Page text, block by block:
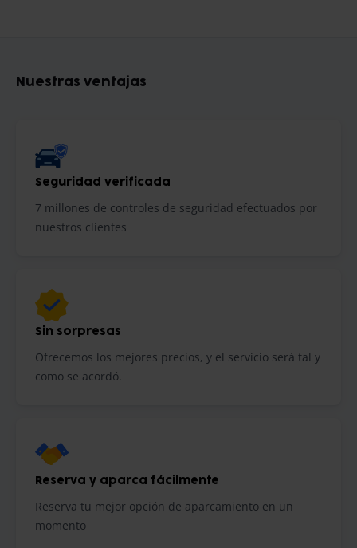
Nuestras ventajas
Seguridad verificada
7 millones de controles de seguridad efectuados por
nuestros clientes
Sin sorpresas
Ofrecemos los mejores precios, y el servicio será tal y
como se acordó.
Reserva y aparca fácilmente
Reserva tu mejor opción de aparcamiento en un
momento